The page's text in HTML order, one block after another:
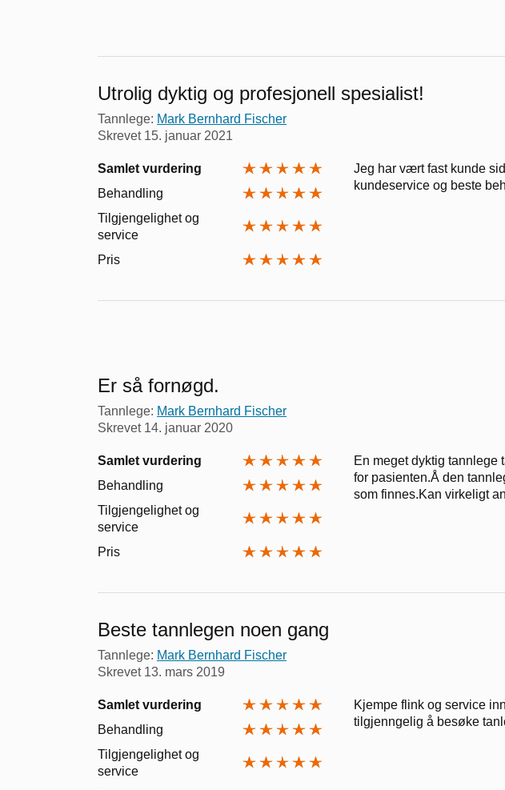
Utrolig dyktig og profesjonell spesialist!
Tannlege: Mark Bernhard Fischer
Skrevet 15. januar 2021
Samlet vurdering
Behandling
Tilgjengelighet og
service
Pris
Jeg har vært fast kunde
kundeservice og beste
Er så fornøgd.
Tannlege: Mark Bernhard Fischer
Skrevet 14. januar 2020
Samlet vurdering
Behandling
Tilgjengelighet og
service
Pris
En meget dyktig tannlege
for pasienten.Å den
som finnes.Kan virkeligt
Beste tannlegen noen gang
Tannlege: Mark Bernhard Fischer
Skrevet 13. mars 2019
Samlet vurdering
Behandling
Tilgjengelighet og
service
Kjempe flink og service
tilgjenngelig å besøke